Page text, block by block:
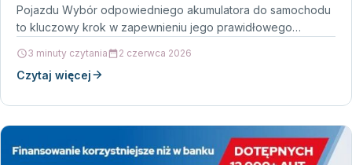
Pojazdu Wybór odpowiedniego akumulatora do samochodu
to kluczowy krok w zapewnieniu jego prawidłowego
3 minuty czytania 2 czerwca 2026
Czytaj więcej